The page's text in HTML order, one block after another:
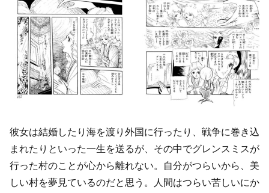
彼女は結婚したり海を渡り外国に行ったり、戦争に巻き込
まれたりといった一生を送るが、その中でグレンスミスが
行った村のことが心から離れない。自分がつらいから、美
しい村を夢見ているのだと思う。人間はつらい苦しいにか